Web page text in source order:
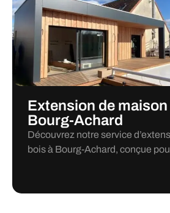
Extension de maison
Bourg-Achard
Découvrez notre service
bois à Bourg-Achard, conçue